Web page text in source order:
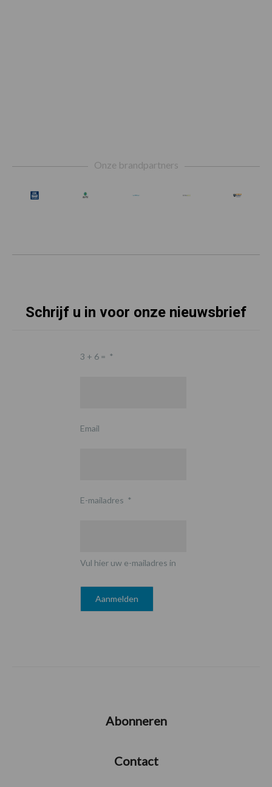
Onze brandpartners
Schrijf u in voor onze nieuwsbrief
3 + 6 = *
Email
E-mailadres *
Vul hier uw e-mailadres in
Abonneren
Contact